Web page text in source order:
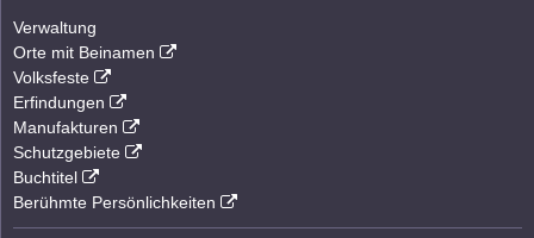
Verwaltung
Orte mit Beinamen
Volksfeste
Erfindungen
Manufakturen
Schutzgebiete
Buchtitel
Berühmte Persönlichkeiten